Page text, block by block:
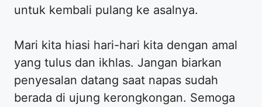
untuk kembali pulang ke asalnya.
Mari kita hiasi hari-hari kita dengan amal
yang tulus dan ikhlas. Jangan biarkan
penyesalan datang saat napas sudah
berada di ujung kerongkongan. Semoga